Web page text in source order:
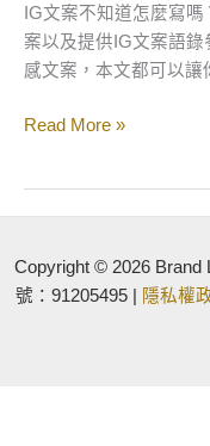
IG文案不知道怎麼寫
案以及提供IG文案語
感文案，本文都可以讓
範
例
人
Read More »
Copyright © 2026 Brand
號：91205495 | 隱私權